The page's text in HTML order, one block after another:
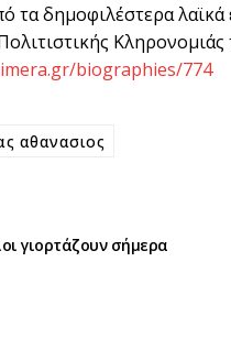
τα δημοφιλέστερα
Κληρονομιάς
biographies/774
αθανασιος
γιορτάζουν σήμερα